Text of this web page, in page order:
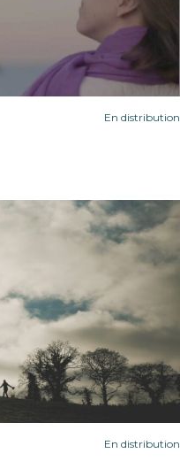
En distribution
En distribution